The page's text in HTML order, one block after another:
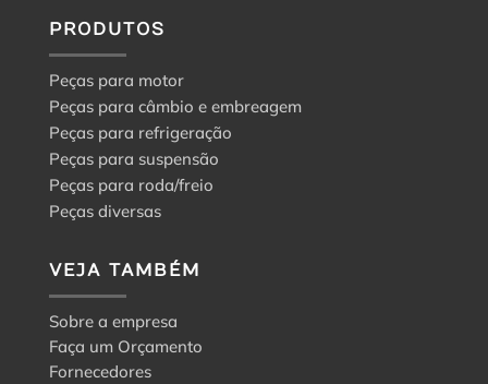
PRODUTOS
Peças para motor
Peças para câmbio e embreagem
Peças para refrigeração
Peças para suspensão
Peças para roda/freio
Peças diversas
VEJA TAMBÉM
Sobre a empresa
Faça um Orçamento
Fornecedores